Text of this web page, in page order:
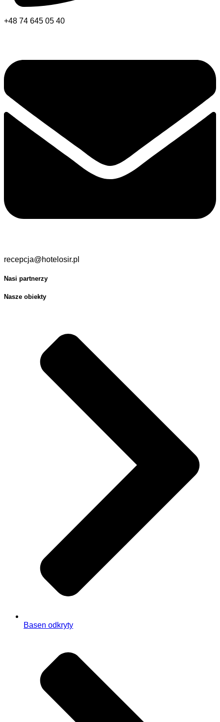
+48 74 645 05 40
recepcja@hotelosir.pl
Nasi partnerzy
Nasze obiekty
Basen odkryty